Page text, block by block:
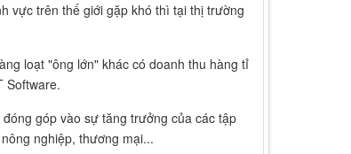
vực trên thế giới gặp khó thì tại thị trường
loạt "ông lớn" khác có doanh thu hàng tỉ
Software.
góp vào sự tăng trưởng của các tập
nghiệp, thương mại...